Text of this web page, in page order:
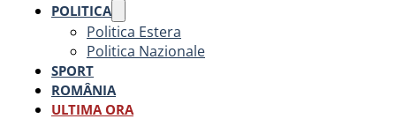
POLITICA
Politica Estera
Politica Nazionale
SPORT
ROMÂNIA
ULTIMA ORA